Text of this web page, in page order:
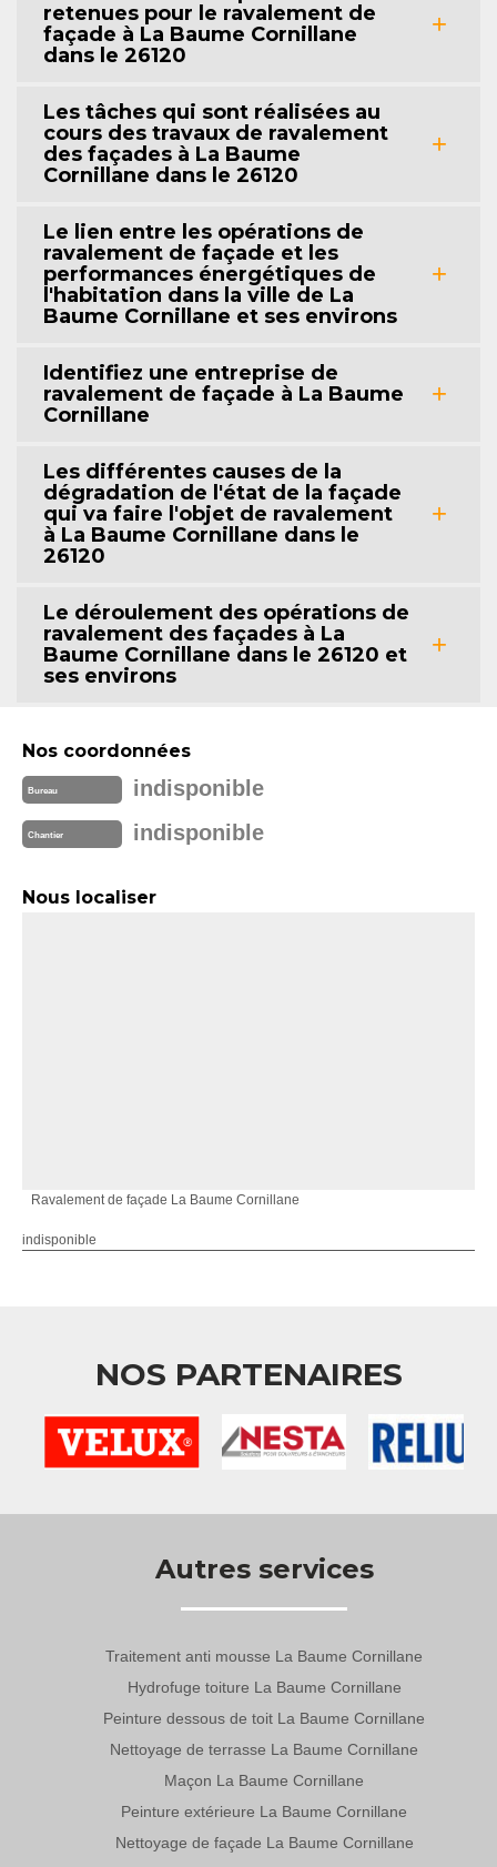
retenues pour le ravalement de
façade à La Baume Cornillane
dans le 26120
Les tâches qui sont réalisées au
cours des travaux de ravalement
des façades à La Baume
Cornillane dans le 26120
Le lien entre les opérations de
ravalement de façade et les
performances énergétiques de
l'habitation dans la ville de La
Baume Cornillane et ses environs
Identifiez une entreprise de
ravalement de façade à La Baume
Cornillane
Les différentes causes de la
dégradation de l'état de la façade
qui va faire l'objet de ravalement
à La Baume Cornillane dans le
26120
Le déroulement des opérations de
ravalement des façades à La
Baume Cornillane dans le 26120 et
ses environs
Nos coordonnées
Bureau indisponible
Chantier indisponible
Nous localiser
Ravalement de façade La Baume Cornillane
indisponible
NOS PARTENAIRES
Autres services
Traitement anti mousse La Baume Cornillane
Hydrofuge toiture La Baume Cornillane
Peinture dessous de toit La Baume Cornillane
Nettoyage de terrasse La Baume Cornillane
Maçon La Baume Cornillane
Peinture extérieure La Baume Cornillane
Nettoyage de façade La Baume Cornillane